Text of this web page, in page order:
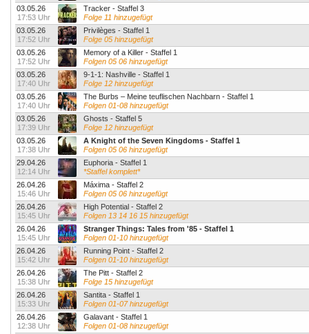
03.05.26
17:53 Uhr
Tracker - Staffel 3
Folge 11 hinzugefügt
03.05.26
17:52 Uhr
Privilèges - Staffel 1
Folge 05 hinzugefügt
03.05.26
17:52 Uhr
Memory of a Killer - Staffel 1
Folgen 05 06 hinzugefügt
03.05.26
17:40 Uhr
9-1-1: Nashville - Staffel 1
Folge 12 hinzugefügt
03.05.26
17:40 Uhr
The Burbs – Meine teuflischen Nachbarn - Staffel 1
Folgen 01-08 hinzugefügt
03.05.26
17:39 Uhr
Ghosts - Staffel 5
Folge 12 hinzugefügt
03.05.26
17:38 Uhr
A Knight of the Seven Kingdoms - Staffel 1
Folgen 05 06 hinzugefügt
29.04.26
12:14 Uhr
Euphoria - Staffel 1
*Staffel komplett*
26.04.26
15:46 Uhr
Máxima - Staffel 2
Folgen 05 06 hinzugefügt
26.04.26
15:45 Uhr
High Potential - Staffel 2
Folgen 13 14 16 15 hinzugefügt
26.04.26
15:45 Uhr
Stranger Things: Tales from '85 - Staffel 1
Folgen 01-10 hinzugefügt
26.04.26
15:42 Uhr
Running Point - Staffel 2
Folgen 01-10 hinzugefügt
26.04.26
15:38 Uhr
The Pitt - Staffel 2
Folge 15 hinzugefügt
26.04.26
15:33 Uhr
Santita - Staffel 1
Folgen 01-07 hinzugefügt
26.04.26
12:38 Uhr
Galavant - Staffel 1
Folgen 01-08 hinzugefügt